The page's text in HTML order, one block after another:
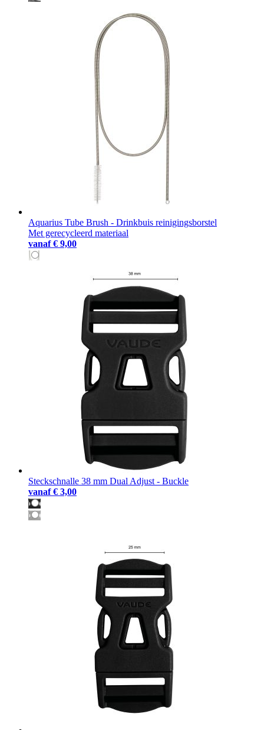
Aquarius Tube Brush - Drinkbuis reinigingsborstel
Met gerecycleerd materiaal
vanaf € 9,00
Steckschnalle 38 mm Dual Adjust - Buckle
vanaf € 3,00